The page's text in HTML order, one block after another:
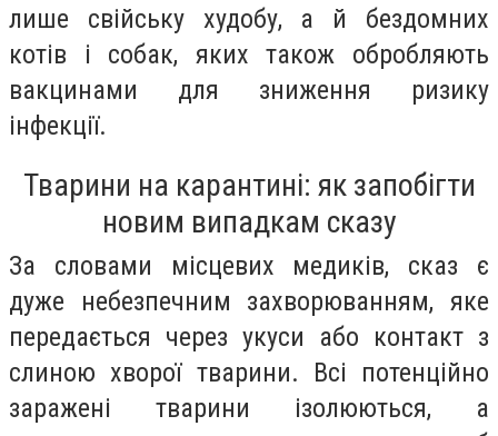
лише свійську худобу, а й бездомних
котів і собак, яких також обробляють
вакцинами для зниження ризику
інфекції.
Тварини на карантині: як запобігти
новим випадкам сказу
За словами місцевих медиків, сказ є
дуже небезпечним захворюванням, яке
передається через укуси або контакт з
слиною хворої тварини. Всі потенційно
заражені тварини ізолюються, а